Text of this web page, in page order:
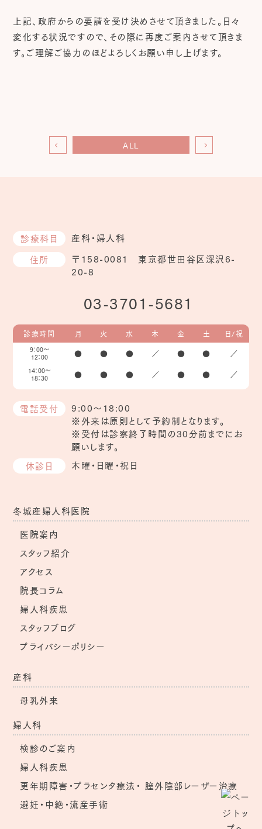
上記、政府からの要請を受け決めさせて頂きました。日々
変化する状況ですので、その際に再度ご案内させて頂きま
す。ご理解ご協力のほどよろしくお願い申し上げます。
ALL
診療科目
産科・婦人科
住所
〒158-0081 東京都世田谷区深沢6-
20-8
03-3701-5681
診療時間 月 火 水 木 金 土 日/祝
9：00～
12：00
● ● ● ／ ● ● ／
14：00～
18：30
● ● ● ／ ● ● ／
電話受付
9:00～18:00
※外来は原則として予約制となります。
※受付は診察終了時間の30分前までにお
願いします。
休診日
木曜・日曜・祝日
冬城産婦人科医院
医院案内
スタッフ紹介
アクセス
院長コラム
婦人科疾患
スタッフブログ
プライバシーポリシー
産科
母乳外来
婦人科
検診のご案内
婦人科疾患
更年期障害・プラセンタ療法・ 膣外陰部レーザー治療
避妊・中絶・流産手術